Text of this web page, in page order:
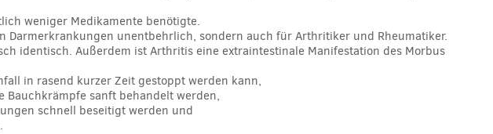
weniger Medikamente benötigte.
unentbehrlich, sondern auch für Arthritiker und Rheumatiker.
identisch. Außerdem ist Arthritis eine extraintestinale Manifestation des Morbus
in rasend kurzer Zeit gestoppt werden kann,
Bauchkrämpfe sanft behandelt werden,
schnell beseitigt werden und